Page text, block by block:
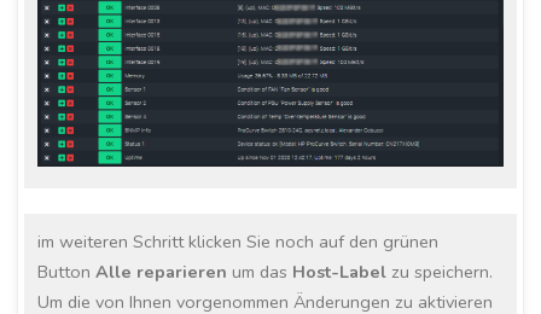
im weiteren Schritt klicken Sie noch auf den grünen
ButtonAlle reparieren um das Host-Label zu speichern.
Um die von Ihnen vorgenommen Änderungen zu aktivieren